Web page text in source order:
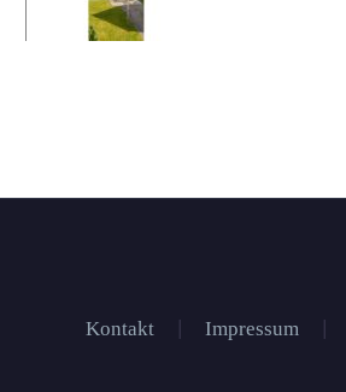
Kontakt Impressum